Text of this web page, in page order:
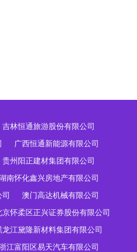
吉林恒通旅游股份有限公司
广西恒通新能源有限公司
贵州阳正建材集团有限公司
南怀化鑫兴房地产有限公司
澳门高达机械有限公司
京怀柔区正兴证券股份有限公司
龙江黛隆新材料集团有限公司
江富阳区易天汽车有限公司